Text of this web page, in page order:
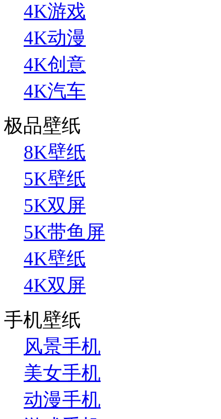
4K游戏
4K动漫
4K创意
4K汽车
极品壁纸
8K壁纸
5K壁纸
5K双屏
5K带鱼屏
4K壁纸
4K双屏
手机壁纸
风景手机
美女手机
动漫手机